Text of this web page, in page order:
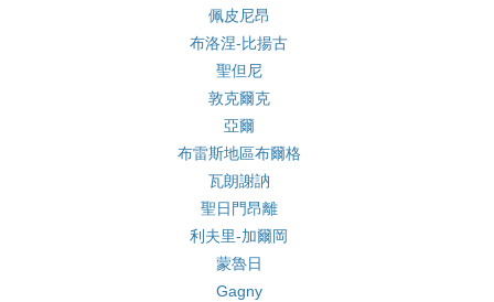
佩皮尼昂
布洛涅-比揚古
聖但尼
敦克爾克
亞爾
布雷斯地區布爾格
瓦朗謝訥
聖日門昂離
利夫里-加爾岡
蒙魯日
Gagny